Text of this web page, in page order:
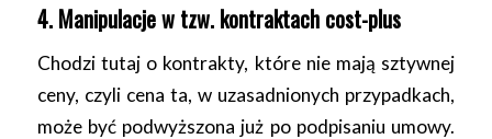
4. Manipulacje w tzw. kontraktach cost-plus
Chodzi tutaj o kontrakty, które nie mają sztywnej
ceny, czyli cena ta, w uzasadnionych przypadkach,
może być podwyższona już po podpisaniu umowy.